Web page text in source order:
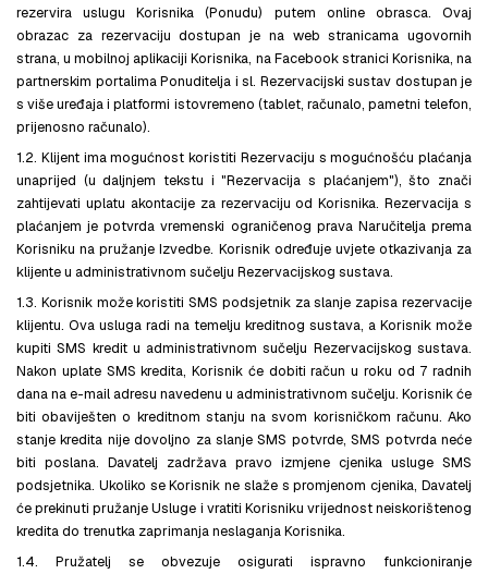
rezervira uslugu Korisnika (Ponudu) putem online obrasca. Ovaj
obrazac za rezervaciju dostupan je na web stranicama ugovornih
strana, u mobilnoj aplikaciji Korisnika, na Facebook stranici Korisnika, na
partnerskim portalima Ponuditelja i sl. Rezervacijski sustav dostupan je
s više uređaja i platformi istovremeno (tablet, računalo, pametni telefon,
prijenosno računalo).
1.2. Klijent ima mogućnost koristiti Rezervaciju s mogućnošću plaćanja
unaprijed (u daljnjem tekstu i "Rezervacija s plaćanjem"), što znači
zahtijevati uplatu akontacije za rezervaciju od Korisnika. Rezervacija s
plaćanjem je potvrda vremenski ograničenog prava Naručitelja prema
Korisniku na pružanje Izvedbe. Korisnik određuje uvjete otkazivanja za
klijente u administrativnom sučelju Rezervacijskog sustava.
1.3. Korisnik može koristiti SMS podsjetnik za slanje zapisa rezervacije
klijentu. Ova usluga radi na temelju kreditnog sustava, a Korisnik može
kupiti SMS kredit u administrativnom sučelju Rezervacijskog sustava.
Nakon uplate SMS kredita, Korisnik će dobiti račun u roku od 7 radnih
dana na e-mail adresu navedenu u administrativnom sučelju. Korisnik će
biti obaviješten o kreditnom stanju na svom korisničkom računu. Ako
stanje kredita nije dovoljno za slanje SMS potvrde, SMS potvrda neće
biti poslana. Davatelj zadržava pravo izmjene cjenika usluge SMS
podsjetnika. Ukoliko se Korisnik ne slaže s promjenom cjenika, Davatelj
će prekinuti pružanje Usluge i vratiti Korisniku vrijednost neiskorištenog
kredita do trenutka zaprimanja neslaganja Korisnika.
1.4. Pružatelj se obvezuje osigurati ispravno funkcioniranje